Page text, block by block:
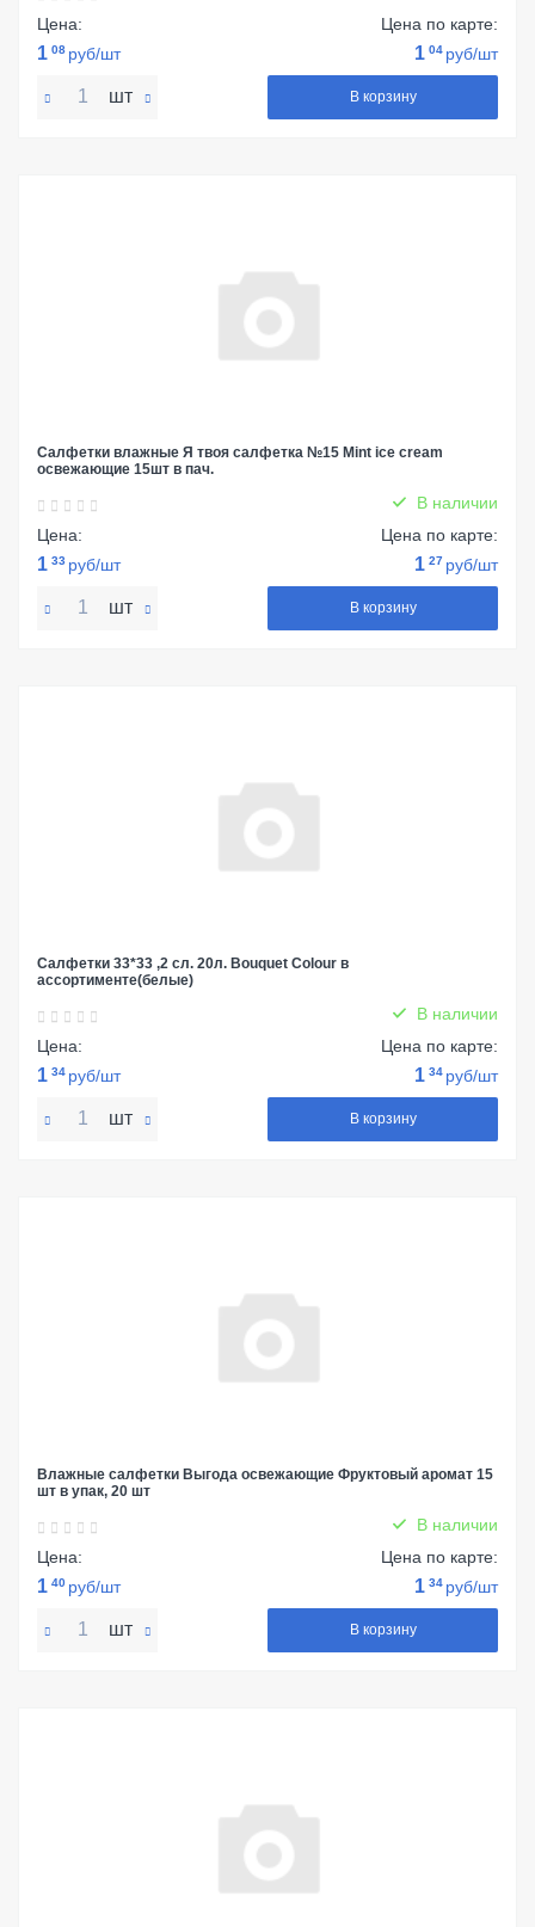
Цена:
1 08 руб/шт
Цена по карте:
1 04 руб/шт
шт В корзину
Салфетки влажные Я твоя салфетка №15 Mint ice cream
освежающие 15шт в пач.
В наличии
Цена:
1 33 руб/шт
Цена по карте:
1 27 руб/шт
шт В корзину
Салфетки 33*33 ,2 сл. 20л. Bouquet Colour в
ассортименте(белые)
В наличии
Цена:
1 34 руб/шт
Цена по карте:
1 34 руб/шт
шт В корзину
Влажные салфетки Выгода освежающие Фруктовый аромат 15
шт в упак, 20 шт
В наличии
Цена:
1 40 руб/шт
Цена по карте:
1 34 руб/шт
шт В корзину